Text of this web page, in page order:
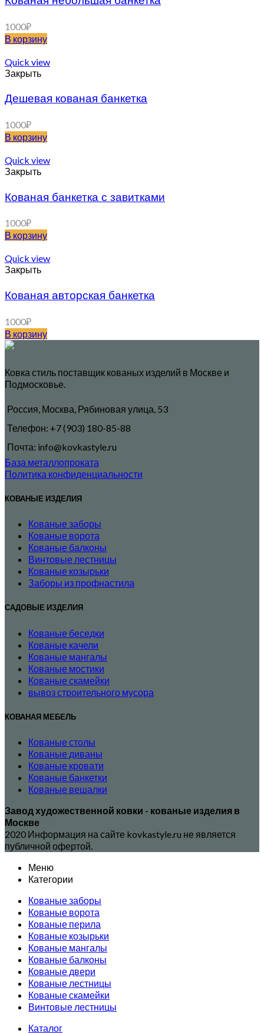
1000₽
В корзину
Quick view
Закрыть
Дешевая кованая банкетка
1000₽
В корзину
Quick view
Закрыть
Кованая банкетка с завитками
1000₽
В корзину
Quick view
Закрыть
Кованая авторская банкетка
1000₽
В корзину
Ковка стиль поставщик кованых изделий в Москве и
Подмосковье.
Россия, Москва, Рябиновая улица, 53
Телефон: +7 (903) 180-85-88
Почта: info@kovkastyle.ru
База металлопроката
Политика конфиденциальности
КОВАНЫЕ ИЗДЕЛИЯ
Кованые заборы
Кованые ворота
Кованые балконы
Винтовые лестницы
Кованые козырьки
Заборы из профнастила
САДОВЫЕ ИЗДЕЛИЯ
Кованые беседки
Кованые качели
Кованые мангалы
Кованые мостики
Кованые скамейки
вывоз строительного мусора
КОВАНАЯ МЕБЕЛЬ
Кованые столы
Кованые диваны
Кованые кровати
Кованые банкетки
Кованые вешалки
Завод художественной ковки - кованые изделия в
Москве
2020 Информация на сайте kovkastyle.ru не является
публичной офертой.
Меню
Категории
Кованые заборы
Кованые ворота
Кованые перила
Кованые козырьки
Кованые мангалы
Кованые балконы
Кованые двери
Кованые лестницы
Кованые скамейки
Винтовые лестницы
Каталог